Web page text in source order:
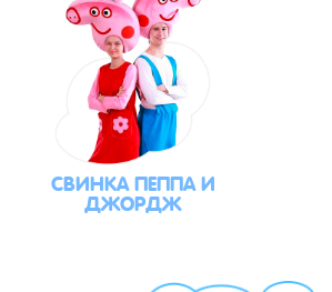
СВИНКА ПЕППА И
ДЖОРДЖ